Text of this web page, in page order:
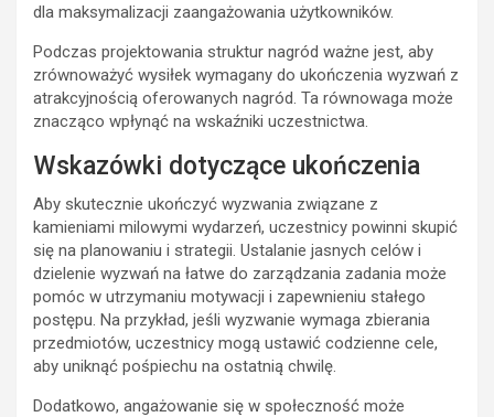
dla maksymalizacji zaangażowania użytkowników.
Podczas projektowania struktur nagród ważne jest, aby
zrównoważyć wysiłek wymagany do ukończenia wyzwań z
atrakcyjnością oferowanych nagród. Ta równowaga może
znacząco wpłynąć na wskaźniki uczestnictwa.
Wskazówki dotyczące ukończenia
Aby skutecznie ukończyć wyzwania związane z
kamieniami milowymi wydarzeń, uczestnicy powinni skupić
się na planowaniu i strategii. Ustalanie jasnych celów i
dzielenie wyzwań na łatwe do zarządzania zadania może
pomóc w utrzymaniu motywacji i zapewnieniu stałego
postępu. Na przykład, jeśli wyzwanie wymaga zbierania
przedmiotów, uczestnicy mogą ustawić codzienne cele,
aby uniknąć pośpiechu na ostatnią chwilę.
Dodatkowo, angażowanie się w społeczność może